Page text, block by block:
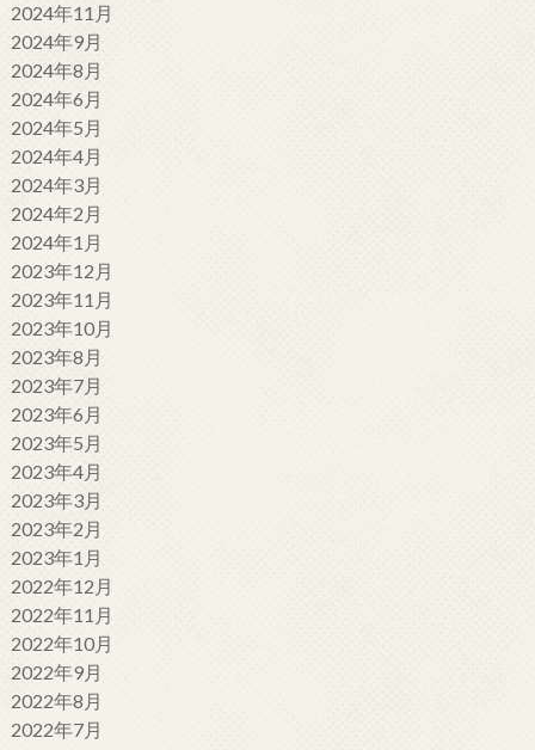
2024年11月
2024年9月
2024年8月
2024年6月
2024年5月
2024年4月
2024年3月
2024年2月
2024年1月
2023年12月
2023年11月
2023年10月
2023年8月
2023年7月
2023年6月
2023年5月
2023年4月
2023年3月
2023年2月
2023年1月
2022年12月
2022年11月
2022年10月
2022年9月
2022年8月
2022年7月